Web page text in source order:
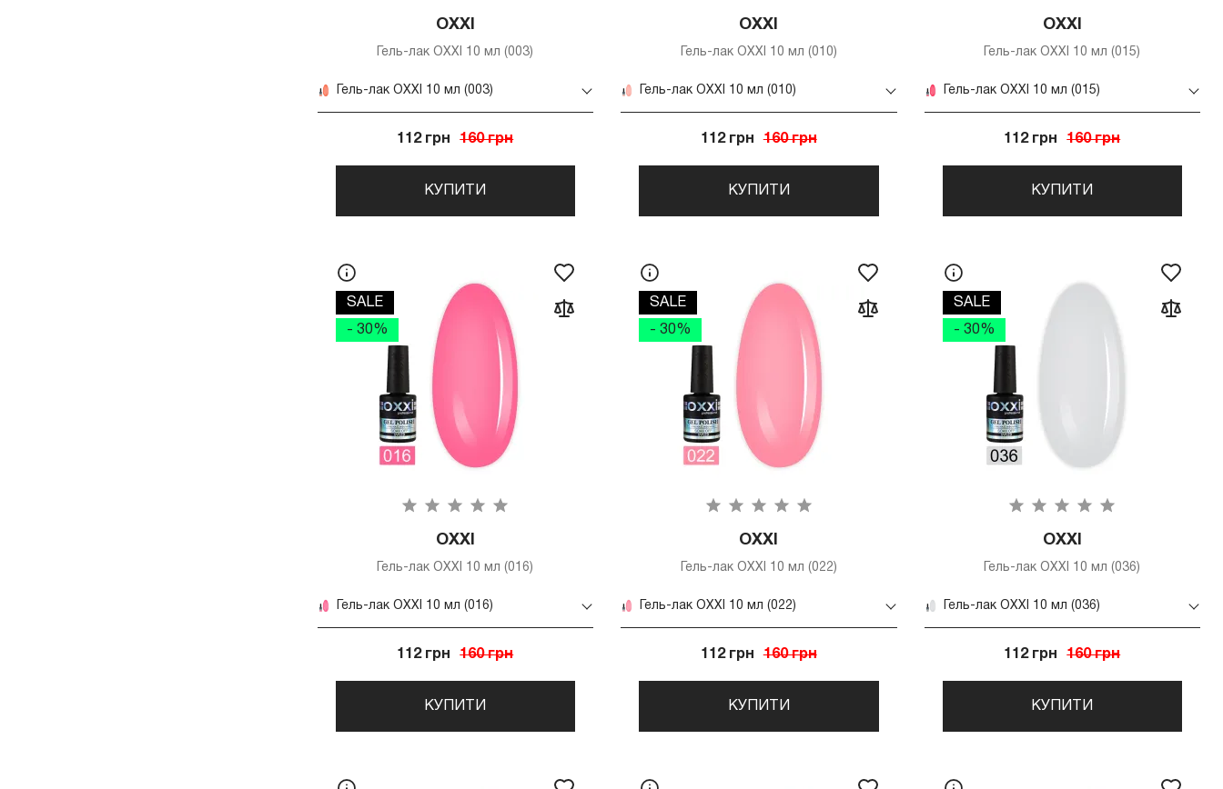
OXXI
Гель-лак OXXI 10 мл (003)
Гель-лак OXXI 10 мл (003)
112 грн 160 грн
КУПИТИ
OXXI
Гель-лак OXXI 10 мл (010)
Гель-лак OXXI 10 мл (010)
112 грн 160 грн
КУПИТИ
OXXI
Гель-лак OXXI 10 мл (015)
Гель-лак OXXI 10 мл (015)
112 грн 160 грн
КУПИТИ
SALE
- 30%
OXXI
Гель-лак OXXI 10 мл (016)
Гель-лак OXXI 10 мл (016)
112 грн 160 грн
КУПИТИ
SALE
- 30%
OXXI
Гель-лак OXXI 10 мл (022)
Гель-лак OXXI 10 мл (022)
112 грн 160 грн
КУПИТИ
SALE
- 30%
OXXI
Гель-лак OXXI 10 мл (036)
Гель-лак OXXI 10 мл (036)
112 грн 160 грн
КУПИТИ